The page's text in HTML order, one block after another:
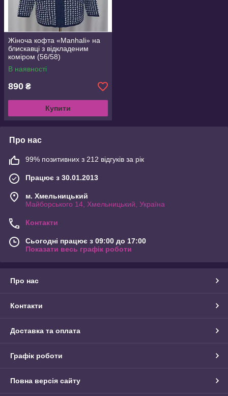
Жіноча кофта «Manhali» на
блискавці з відкладеним
коміром (56/58)
В наявності
890 ₴
Купити
Про нас
99% позитивних з 212 відгуків за рік
Працює з 30.01.2013
м. Хмельницький
Майборського 14, Хмельницький, Україна
Контакти
Сьогодні працює з 09:00 до 17:00
Показати весь графік роботи
Про нас
Контакти
Доставка та оплата
Графік роботи
Повна версія сайту